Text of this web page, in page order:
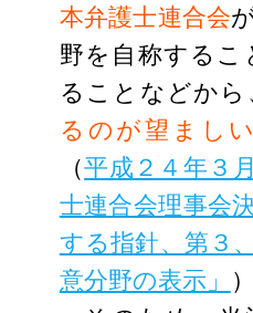
本弁護士連合会
野を自称するこ
ることなどから
るのが望ましい
（平成２４年３
士連合会理事会
する指針、第３
意分野の表示」